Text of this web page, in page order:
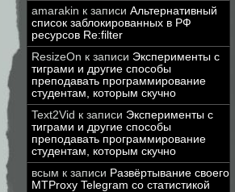
amarakin к записи Альтернативный
список заблокированных в РФ
ресурсов Re:filter
ResizeOn к записи Эксперименты с
тиграми и другие способы
преподавать программирование
студентам, которым скучно
Text2Vid к записи Эксперименты с
тиграми и другие способы
преподавать программирование
студентам, которым скучно
всым к записи Развёртывание своего
MTProxy Telegram со статистикой